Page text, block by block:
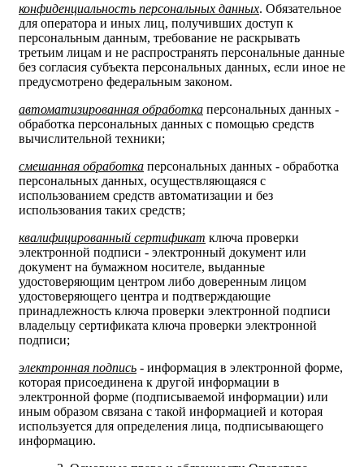
конфиденциальность персональных данных. Обязательное
для оператора и иных лиц, получивших доступ к
персональным данным, требование не раскрывать
третьим лицам и не распространять персональные данные
без согласия субъекта персональных данных, если иное не
предусмотрено федеральным законом.
автоматизированная обработка персональных данных -
обработка персональных данных с помощью средств
вычислительной техники;
смешанная обработка персональных данных - обработка
персональных данных, осуществляющаяся с
использованием средств автоматизации и без
использования таких средств;
квалифицированный сертификат ключа проверки
электронной подписи - электронный документ или
документ на бумажном носителе, выданные
удостоверяющим центром либо доверенным лицом
удостоверяющего центра и подтверждающие
принадлежность ключа проверки электронной подписи
владельцу сертификата ключа проверки электронной
подписи;
электронная подпись - информация в электронной форме,
которая присоединена к другой информации в
электронной форме (подписываемой информации) или
иным образом связана с такой информацией и которая
используется для определения лица, подписывающего
информацию.